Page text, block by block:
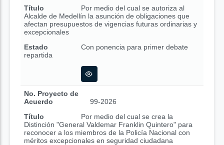
Título
Por medio del cual se autoriza al
Alcalde de Medellín la asunción de obligaciones que
afectan presupuestos de vigencias futuras ordinarias y
excepcionales
Estado
Con ponencia para primer debate
repartida
No. Proyecto de
Acuerdo
99-2026
Título
Por medio del cual se crea la
Distinción "General Valdemar Franklin Quintero" para
reconocer a los miembros de la Policía Nacional con
méritos excepcionales en seguridad ciudadana